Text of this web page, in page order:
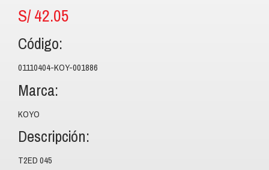
S/42.05
Código:
01110404-KOY-001886
Marca:
KOYO
Descripción:
T2ED 045